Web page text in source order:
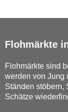
Flohmärkte
Flohmärkte sind
werden von Jung
Ständen stöbern,
Schätze